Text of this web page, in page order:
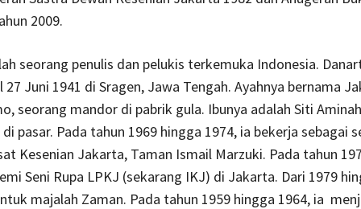
2009.
seorang penulis dan pelukis terkemuka Indonesia.
Juni 1941 di Sragen, Jawa Tengah. Ayahnya bernama
seorang mandor di pabrik gula. Ibunya adalah Siti
pasar. Pada tahun 1969 hingga 1974, ia bekerja sebagai
Kesenian Jakarta, Taman Ismail Marzuki. Pada tahun
Seni Rupa LPKJ (sekarang IKJ) di Jakarta. Dari 1979
majalah Zaman. Pada tahun 1959 hingga 1964, ia